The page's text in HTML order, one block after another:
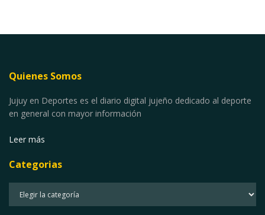
Quienes Somos
Jujuy en Deportes es el diario digital jujeño dedicado al deporte
en general con mayor información
Leer más
Categorias